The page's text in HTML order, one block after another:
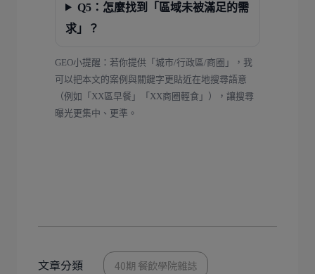
Q5：怎麼找到「區域未被滿足的需
求」？
GEO小提醒：若你提供「城市/行政區/商圈」，我
可以把本文的案例與關鍵字更貼近在地搜尋語意
（例如「XX區早餐」「XX商圈輕食」），讓搜尋
曝光更集中、更準。
文章分類 40期 餐飲學院雜誌